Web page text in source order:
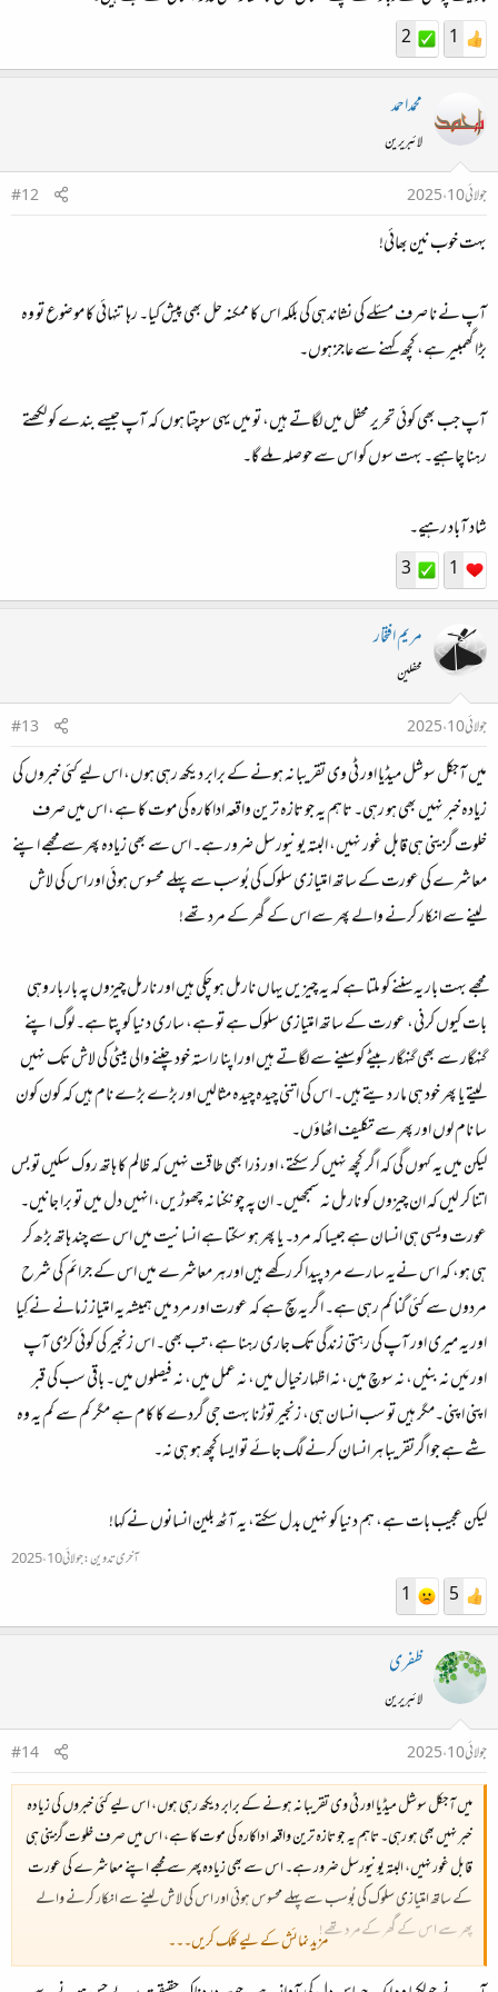
1
2
محمداحمد
لائبریرین
جولائی 10، 2025
#12
بہت خوب نین بھائی!
آپ نے نا صرف مسئلے کی نشاندہی کی بلکہ اس کا ممکنہ حل بھی پیش کیا۔ رہا تنہائی کا موضوع تو وہ
بڑا گھمبیر ہے، کچھ کہنے سے عاجز ہوں۔
آپ جب بھی کوئی تحریر محفل میں لگاتے ہیں، تو میں یہی سوچتا ہوں کہ آپ جیسے بندے کو لکھتے
رہنا چاہیے۔ بہت سوں کو اس سے حوصلہ ملے گا۔
شاد آباد رہیے۔
1
3
مریم افتخار
محفلین
جولائی 10، 2025
#13
میں آجکل سوشل میڈیا اور ٹی وی تقریبا نہ ہونے کے برابر دیکھ رہی ہوں، اس لیے کئی خبروں کی
زیادہ خبر نہیں بھی ہو رہی۔ تاہم یہ جو تازہ ترین واقعہ اداکارہ کی موت کا ہے، اس میں صرف
خلوت گزینی ہی قابل غور نہیں، البتہ یونیورسل ضرور ہے۔ اس سے بھی زیادہ پھر سے مجھے اپنے
معاشرے کی عورت کے ساتھ امتیازی سلوک کی بُوسب سے پہلے محسوس ہوئی اور اس کی لاش
لینے سے انکار کرنے والے پھر سے اس کے گھر کے مرد تھے!
مجھے بہت بار یہ سننے کو ملتا ہے کہ یہ چیزیں یہاں نارمل ہو چکی ہیں اور نارمل چیزوں پہ بار بار وہی
بات کیوں کرنی، عورت کے ساتھ امتیازی سلوک ہے تو ہے، ساری دنیا کو پتا ہے۔ لوگ اپنے
گنہگار سے بھی گنہگار بیٹے کو سینے سے لگاتے ہیں اور اپنا راستہ خود چننے والی بیٹی کی لاش تک نہیں
لیتے یا پھر خود ہی مار دیتے ہیں۔ اس کی اتنی چیدہ چیدہ مثالیں اور بڑے بڑے نام ہیں کہ کون کون
سا نام لوں اور پھر سے تکلیف اٹھاؤں۔
لیکن میں یہ کہوں گی کہ اگر کچھ نہیں کر سکتے، اور ذرا بھی طاقت نہیں کہ ظالم کا ہاتھ روک سکیں تو بس
اتنا کر لیں کہ ان چیزوں کو نارمل نہ سمجھیں۔ ان پہ چونکنا نہ چھوڑیں، انہیں دل میں تو برا جانیں۔
عورت ویسی ہی انسان ہے جیسا کہ مرد۔ یا پھر ہو سکتا ہے انسانیت میں اس سے چند ہاتھ بڑھ کر
ہی ہو، کہ اس نےیہ سارے مرد پیدا کر رکھے ہیں اور ہر معاشرے میں اس کے جرائم کی شرح
مردوں سے کئی گنا کم رہی ہے۔ اگر یہ سچ ہے کہ عورت اور مرد میں ہمیشہ یہ امتیاز زمانے نے کِیا
اور یہ میری اور آپ کی رہتی زندگی تک جاری رہنا ہے، تب بھی۔ اس زنجیر کی کوئی کڑی آپ
اور مَیں نہ بنیں، نہ سوچ میں، نہ اظہار خیال میں، نہ عمل میں، نہ فیصلوں میں۔ باقی سب کی قبر
اپنی اپنی۔مگر ہیں تو سب انسان ہی، زنجیر توڑنا بہت جی گردے کا کام ہے مگر کم سے کم یہ وہ
شے ہے جو اگرتقریبا ہر انسان کرنے لگ جائے تو ایسا کچھ ہو ہی نہ۔
لیکن عجیب بات ہے، ہم دنیا کو نہیں بدل سکتے، یہ آٹھ بلین انسانوں نے کہا!
آخری تدوین:جولائی 10، 2025
5
1
ظفری
لائبریرین
جولائی 10، 2025
#14
میں آجکل سوشل میڈیا اور ٹی وی تقریبا نہ ہونے کے برابر دیکھ رہی ہوں، اس لیے کئی خبروں کی زیادہ
خبر نہیں بھی ہو رہی۔ تاہم یہ جو تازہ ترین واقعہ اداکارہ کی موت کا ہے، اس میں صرف خلوت گزینی ہی
قابل غور نہیں، البتہ یونیورسل ضرور ہے۔ اس سے بھی زیادہ پھر سے مجھے اپنے معاشرے کی عورت
کے ساتھ امتیازی سلوک کی بُوسب سے پہلے محسوس ہوئی اور اس کی لاش لینے سے انکار کرنے والے
پھر سے اس کے گھر کے مرد تھے!
مجھے بہت بار یہ سننے کو ملتا ہے کہ یہ چیزیں یہاں نارمل ہو چکی ہیں اور نارمل چیزوں پہ بار بار وہی بات
مزید نمائش کے لیے کلک کریں۔۔۔